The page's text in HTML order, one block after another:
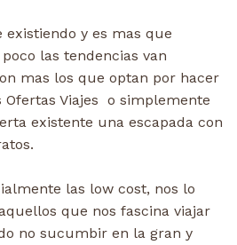
y es mas que
las tendencias van
mas los que optan por hacer
Ofertas Viajes o simplemente
existente una escapada con
las low cost, nos lo
que nos fascina viajar
no sucumbir en la gran y